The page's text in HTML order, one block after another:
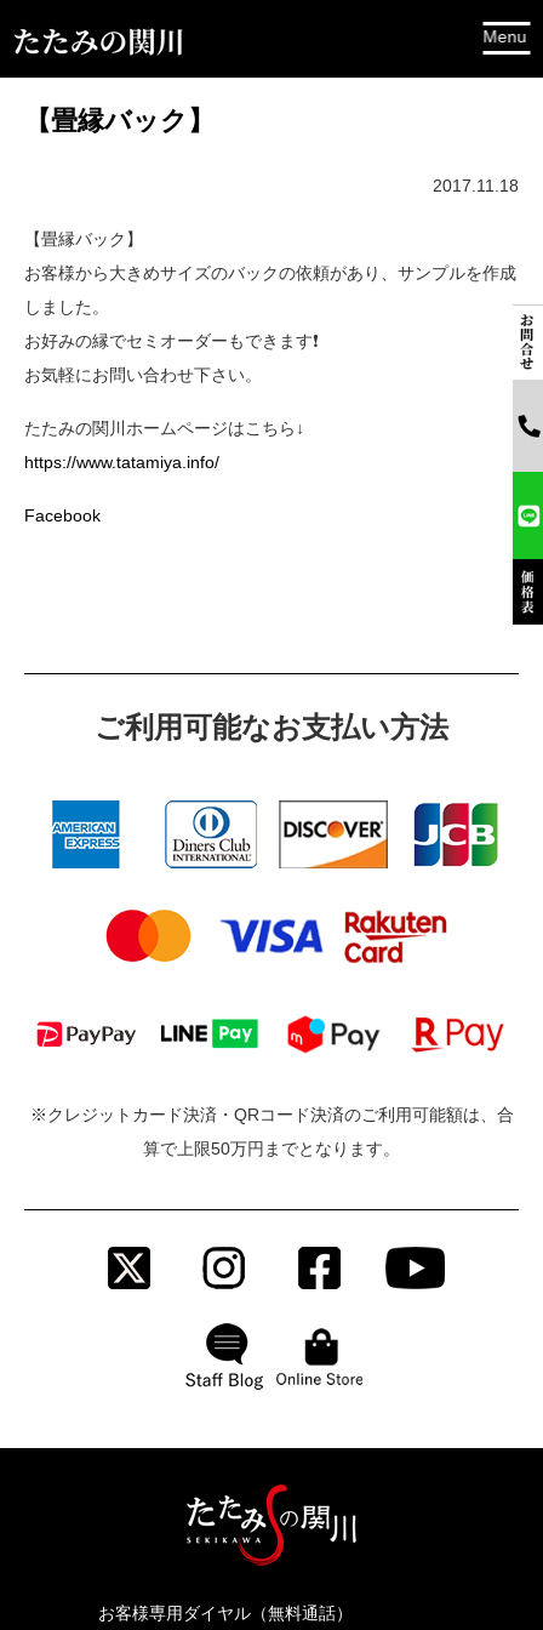
【畳縁バック】
2017.11.18
【畳縁バック】
お客様から大きめサイズのバックの依頼があり、サンプルを作成
しました。
お好みの縁でセミオーダーもできます❗️
お気軽にお問い合わせ下さい。
たたみの関川ホームページはこちら↓
https://www.tatamiya.info/
Facebook
ご利⽤可能なお⽀払い⽅法
※クレジットカード決済・QRコード決済のご利用可能額は、合
算で上限50万円までとなります。
お客様専用ダイヤル（無料通話）